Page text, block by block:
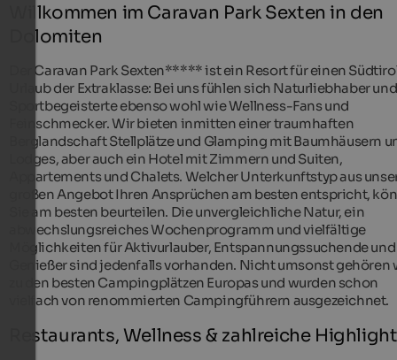
Willkommen im Caravan Park Sexten in den
Dolomiten
Der Caravan Park Sexten***** ist ein Resort für einen
Urlaub der Extraklasse: Bei uns fühlen sich Naturliebhaber und
Sportbegeisterte ebenso wohl wie Wellness-Fans und
Feinschmecker. Wir bieten inmitten einer traumhaften
Berglandschaft Stellplätze und Glamping mit Baumhäusern
Lodges, aber auch ein Hotel mit Zimmern und Suiten,
Appartements und Chalets. Welcher Unterkunftstyp aus
großen Angebot Ihren Ansprüchen am besten entspricht,
Sie am besten beurteilen. Die unvergleichliche Natur, ein
abwechslungsreiches Wochenprogramm und vielfältige
Möglichkeiten für Aktivurlauber, Entspannungssuchende und
Genießer sind jedenfalls vorhanden. Nicht umsonst gehören
zu den besten Campingplätzen Europas und wurden schon
vielfach von renommierten Campingführern ausgezeichnet.
Restaurants, Wellness & zahlreiche